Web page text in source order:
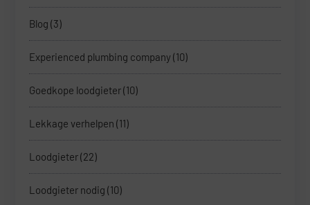
Blog (3)
Experienced plumbing company(10)
Goedkope loodgieter(10)
Lekkage verhelpen (11)
Loodgieter(22)
Loodgieter nodig (10)